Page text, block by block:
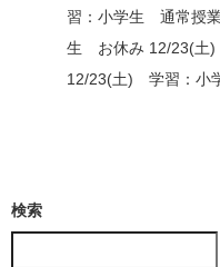
習：小学生 通常授
生 お休み 12/23(土
12/23(土) 学習：
検索